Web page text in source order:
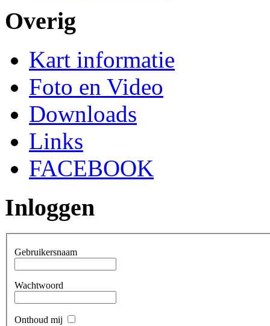
Overig
Kart informatie
Foto en Video
Downloads
Links
FACEBOOK
Inloggen
Gebruikersnaam
Wachtwoord
Onthoud mij